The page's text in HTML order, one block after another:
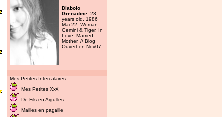
Diabolo
Grenadine . 23
years old. 1986
Mai 22. Woman.
Gemini & Tiger. In
Love. Married.
Mother. // Blog
Ouvert en Nov07
Mes Petites Intercalaires
Mes Petites XxX
De Fils en Aiguilles
Mailles en pagaille